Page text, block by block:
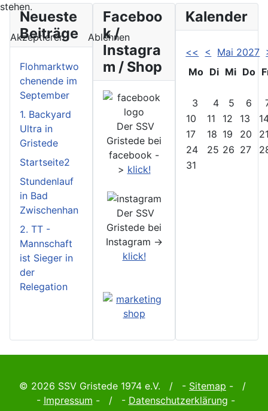
Neueste
Beiträge
Flohmarktwo
chenende im
September
1. Backyard
Ultra in
Gristede
Startseite2
Stundenlauf
in Bad
Zwischenhan
2. TT -
Mannschaft
ist Sieger in
der
Relegation
Faceboo
k /
Instagra
m / Shop
Der SSV
Gristede bei
facebook -
> klick!
Der SSV
Gristede bei
Instagram ->
klick!
Kalender
<< < Mai 2027
Mo Di Mi Do
3 4 5 6
10
11 12 13
17
18 19 20
24
25 26 27
31
© 2026 SSV Gristede 1974 e.V. / - Sitemap - /
- Impressum - / - Datenschutzerklärung -
stehen.
Akzeptieren Ablehnen